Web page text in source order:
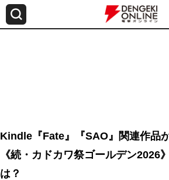
Kindle『Fate』『SAO』関連作品
《続・カドカワ祭ゴールデン2026
は？